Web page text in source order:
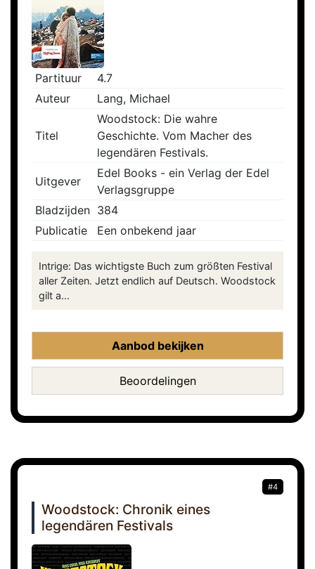
Partituur
4.7
Auteur
Lang, Michael
Titel
Woodstock: Die wahre
Geschichte. Vom Macher des
legendären Festivals.
Uitgever
Edel Books - ein Verlag der Edel
Verlagsgruppe
Bladzijden 384
Publicatie
Een onbekend jaar
Intrige: Das wichtigste Buch zum größten Festival
aller Zeiten. Jetzt endlich auf Deutsch. Woodstock
gilt a...
Aanbod bekijken
Beoordelingen
#4
Woodstock: Chronik eines
legendären Festivals